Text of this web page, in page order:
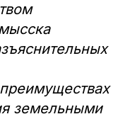
земельными